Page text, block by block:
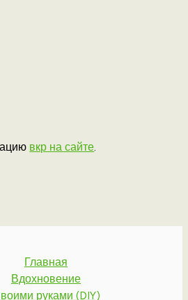
вкр на сайте
Главная
Вдохновение
руками (DIY)